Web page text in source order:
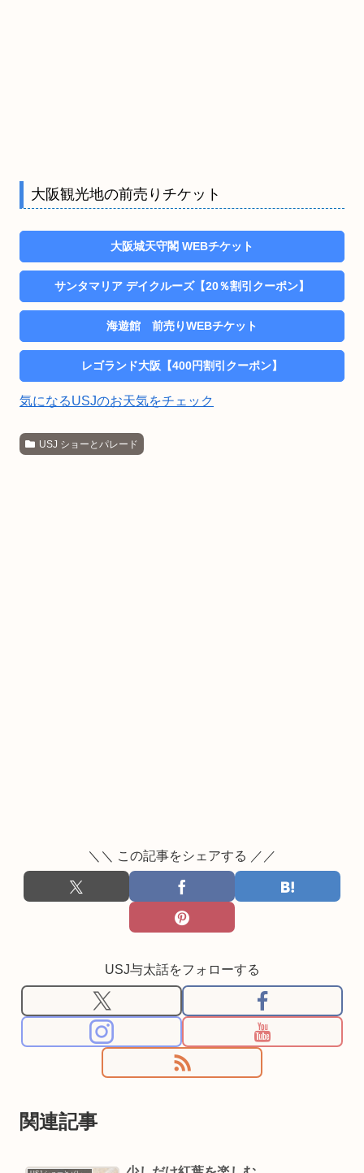
大阪観光地の前売りチケット
大阪城天守閣 WEBチケット
サンタマリア デイクルーズ【20％割引クーポン】
海遊館 前売りWEBチケット
レゴランド大阪【400円割引クーポン】
気になるUSJのお天気をチェック
USJ ショーとパレード
＼＼ この記事をシェアする ／／
USJ与太話をフォローする
関連記事